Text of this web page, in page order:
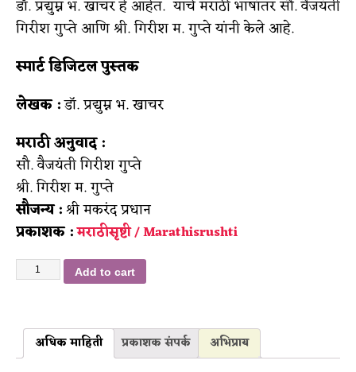
डॉ. प्रद्युम्न भ. खाचर हे आहेत. याचे मराठी भाषांतर सौ. वैजयंती
गिरीश गुप्ते आणि श्री. गिरीश म. गुप्ते यांनी केले आहे.
स्मार्ट डिजिटल पुस्तक
लेखक :डॉ. प्रद्युम्न भ. खाचर
मराठी अनुवाद :
सौ. वैजयंती गिरीश गुप्ते
श्री. गिरीश म. गुप्ते
सौजन्य :श्री मकरंद प्रधान
प्रकाशक :मराठीसृष्टी / Marathisrushti
Add to cart
अधिक माहिती प्रकाशक संपर्क अभिप्राय